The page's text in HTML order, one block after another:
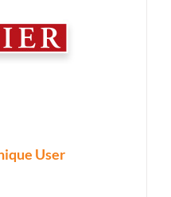
User